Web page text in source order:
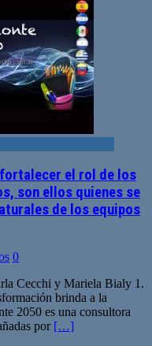
el rol de los
son ellos quienes se
de los equipos
0
Cecchi y Mariela Bialy 1.
brinda a la
2050 es una consultora
por […]